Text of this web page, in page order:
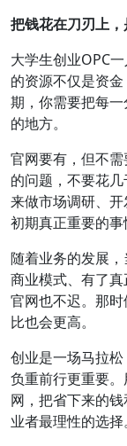
把钱花在刀刃上
大学生创业OPC
的资源不仅是资
期，你需要把每
的地方。
官网要有，但不
的问题，不要花
来做市场调研、
初期真正重要的事
随着业务的发展
商业模式、有了
官网也不迟。那
比也会更高。
创业是一场马拉
负重前行更重要
网，把省下来的
业者最理性的选择。